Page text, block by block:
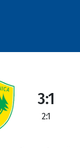
3:1
2:1